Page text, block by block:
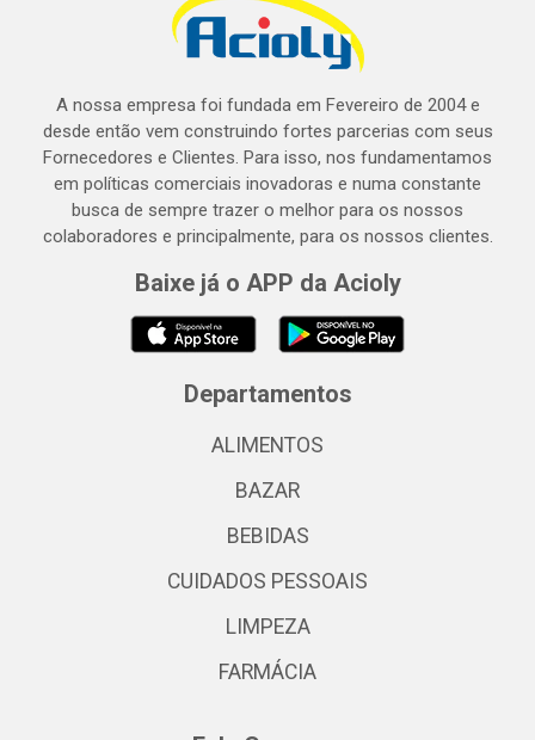
A nossa empresa foi fundada em Fevereiro de 2004 e
desde então vem construindo fortes parcerias com seus
Fornecedores e Clientes. Para isso, nos fundamentamos
em políticas comerciais inovadoras e numa constante
busca de sempre trazer o melhor para os nossos
colaboradores e principalmente, para os nossos clientes.
Baixe já o APP da Acioly
Departamentos
ALIMENTOS
BAZAR
BEBIDAS
CUIDADOS PESSOAIS
LIMPEZA
FARMÁCIA